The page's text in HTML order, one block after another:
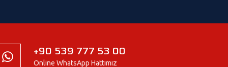
+90 539 777 53 00
Online WhatsApp Hattımız